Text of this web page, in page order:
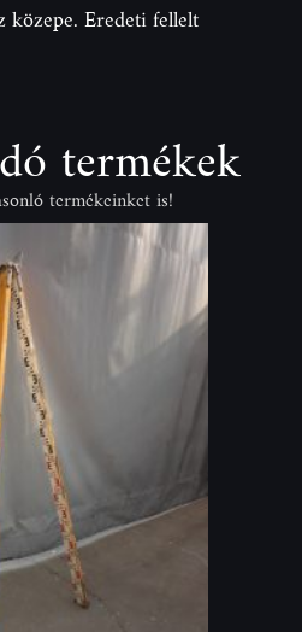
közepe. Eredeti fellelt
termékek
termékeinket is!